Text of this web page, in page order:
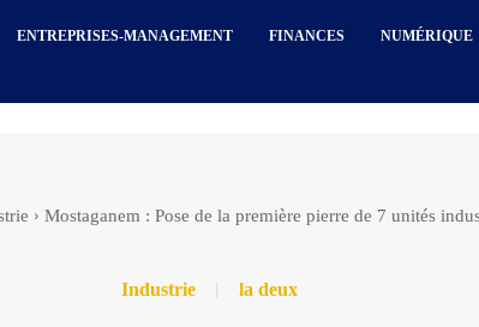
ENTREPRISES-MANAGEMENT FINANCES NUMÉRIQUE
Mostaganem : Pose de la première pierre de 7 unités
Industrie la deux